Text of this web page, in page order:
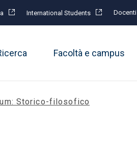
International Students Docenti
Facoltà e campus
Storico-filosofico